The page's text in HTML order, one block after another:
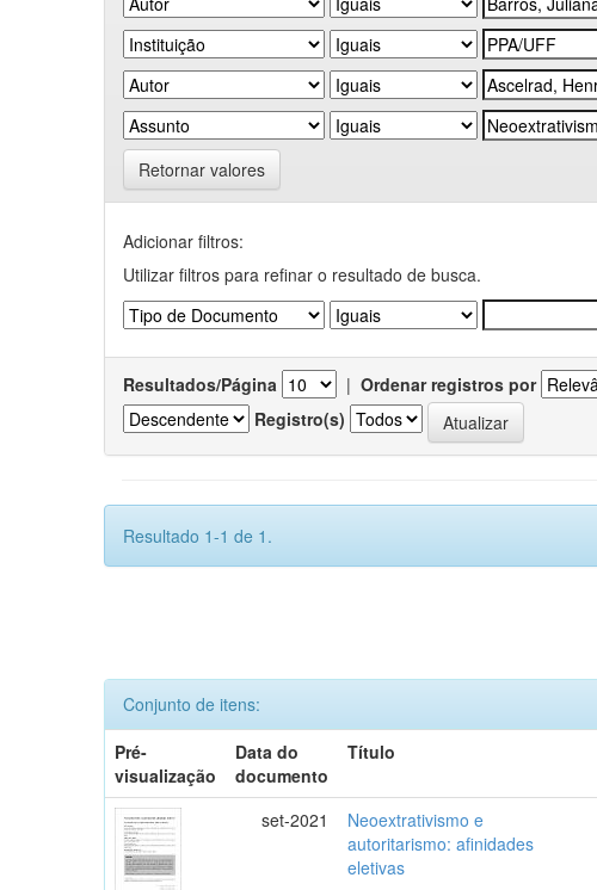
Retornar valores
Adicionar filtros:
Utilizar filtros para refinar o resultado de busca.
Resultados/Página | Ordenar registros por
Registro(s)
Resultado 1-1 de 1.
Conjunto de itens:
Pré-
visualização
Data do
documento
Título
set-2021
Neoextrativismo e
autoritarismo: afinidades
eletivas